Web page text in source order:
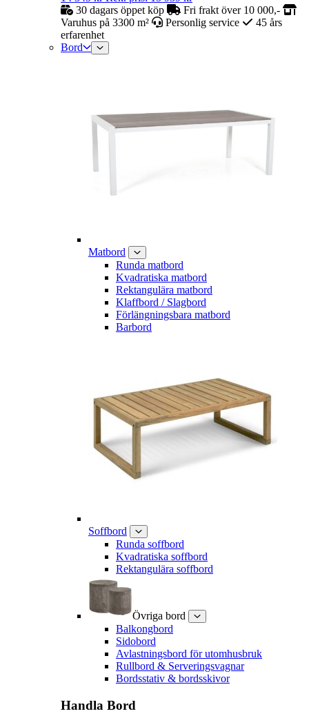
30 dagars öppet köp
Fri frakt över 10 000,-
Varuhus på 3300 m²
Personlig service
45 års
erfarenhet
Bord
Matbord
Runda matbord
Kvadratiska matbord
Rektangulära matbord
Klaffbord / Slagbord
Förlängningsbara matbord
Barbord
Soffbord
Runda soffbord
Kvadratiska soffbord
Rektangulära soffbord
Övriga bord
Balkongbord
Sidobord
Avlastningsbord för utomhusbruk
Rullbord & Serveringsvagnar
Bordsstativ & bordsskivor
Handla Bord